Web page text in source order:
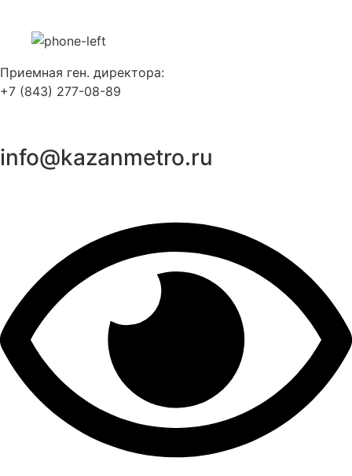
содержимому
Приемная ген. директора:
+7 (843) 277-08-89
info@kazanmetro.ru